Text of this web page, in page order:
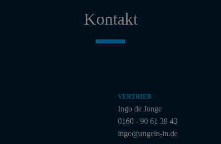
Kontakt
VERTRIEB
Ingo de Jonge
0160 - 90 61 39 43
ingo@angeln-in.de